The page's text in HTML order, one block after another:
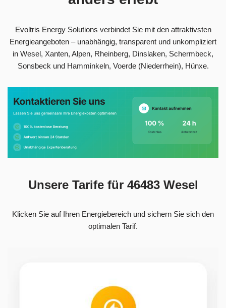
Evoltris Energy Solutions verbindet Sie mit den attraktivsten
Energieangeboten – unabhängig, transparent und unkompliziert
in Wesel, Xanten, Alpen, Rheinberg, Dinslaken, Schermbeck,
Sonsbeck und Hamminkeln, Voerde (Niederrhein), Hünxe.
Unsere Tarife für 46483 Wesel
Klicken Sie auf Ihren Energiebereich und sichern Sie sich den
optimalen Tarif.